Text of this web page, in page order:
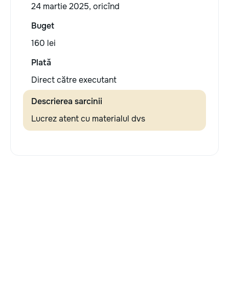
24 martie 2025, oricînd
Buget
160 lei
Plată
Direct către executant
Descrierea sarcinii
Lucrez atent cu materialul dvs